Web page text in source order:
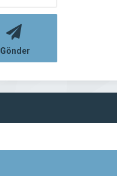
Gönder